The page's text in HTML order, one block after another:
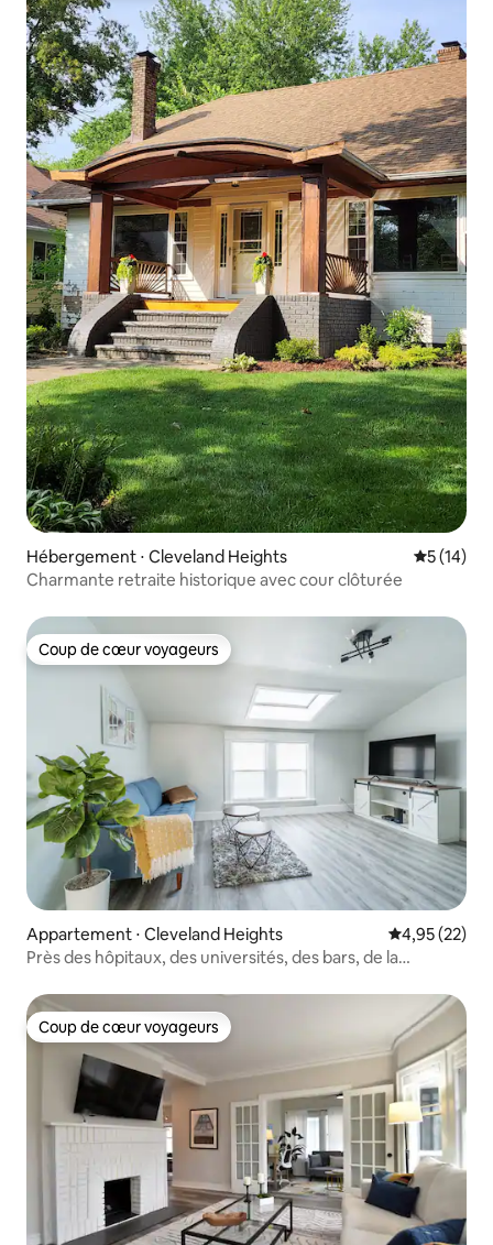
Hébergement ⋅ Cleveland Heights
5 (14)
Charmante retraite historique avec cour clôturée
Coup de cœur voyageurs
Coup de cœur voyageurs
Appartement ⋅ Cleveland Heights Évaluation
4,95 (22)
Près des hôpitaux, des universités, des bars, de la
Coup de cœur voyageurs
Coup de cœur voyageurs